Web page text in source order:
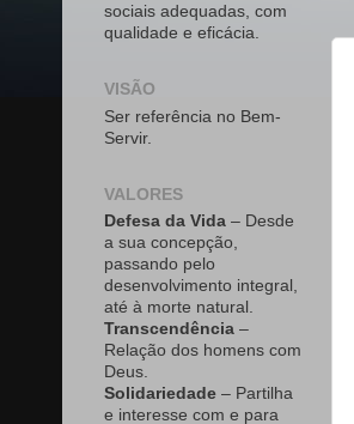
sociais adequadas, com
qualidade e eficácia.
VISÃO
Ser referência no Bem-
Servir.
VALORES
Defesa da Vida – Desde
a sua concepção,
passando pelo
desenvolvimento integral,
até à morte natural.
Transcendência –
Relação dos homens com
Deus.
Solidariedade – Partilha
e interesse com e para